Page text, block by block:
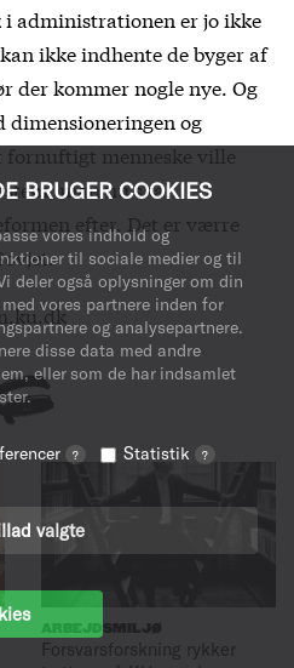
BRUGER COOKIES
vores indhold og
til sociale medier og til
deler også oplysninger om din
vores partnere inden for
og analysepartnere.
disse data med andre
eller som de har indsamlet
? Statistik ?
valgte
administrationen er jo ikke
ikke indhente de byger af
der kommer nogle nye. Og
dimensioneringen og
menneske ville
man nu skal
efter. Det er værre
ARBEJDSMILJØ
Forsvarsforskning rykker